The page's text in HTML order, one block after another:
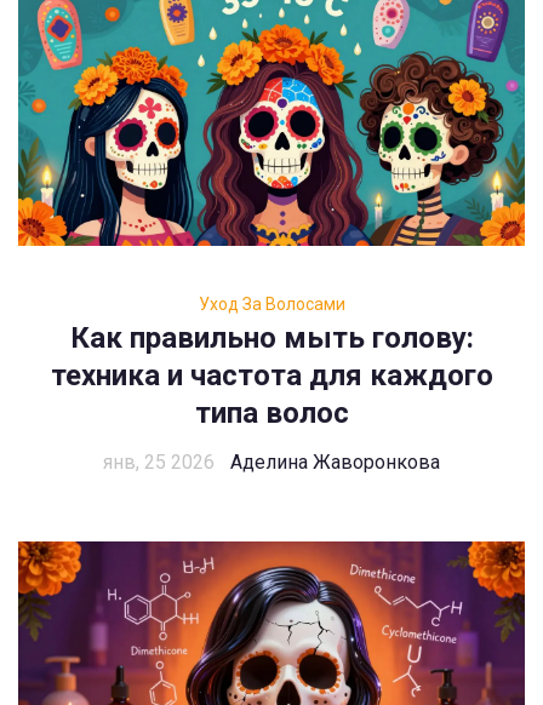
Уход За Волосами
Как правильно мыть голову:
техника и частота для каждого
типа волос
янв, 25 2026 Аделина Жаворонкова